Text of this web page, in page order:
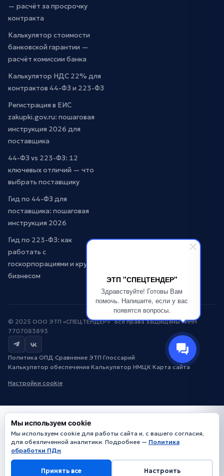
ЭТП "СПЕЦТЕНДЕР"
Здравствуйте! Готовы Вам
помочь. Напишите, если у вас
появятся вопросы.
— расчёт за просрочку
контракта
Калькулятор стоимости
банковской гарантии —
расчёт комиссии банка
Калькулятор НДС 22% для
контрактов 44-ФЗ и 223-ФЗ
Регистрация в ЕИС
zakupki.gov.ru: пошаговая
инструкция 2026 для
поставщика
44-ФЗ vs 223-ФЗ: 12
ключевых отличий — что
выбрать поставщику
Гид по 44-ФЗ для
поставщика: пошаговая
инструкция 2026
Гид по 223-ФЗ: как
работать с
госкорпорациями и крупным
бизнесом
© 2025 ООО ЭТП «СПЕЦТЕНДЕР» · Все права защищены · ИНН
7707083893
Политика ОПД·Сравнение ЭТП·Глоссарий·
Калькулятор обеспечения·Калькулятор НМЦК·Карта сайта·
Настройки cookie
Мы используем cookie
Мы используем cookie для работы сайта и, с вашего согласия,
для обезличенной аналитики. Подробнее — Политика
обработки ПДн.
Принять все Настроить